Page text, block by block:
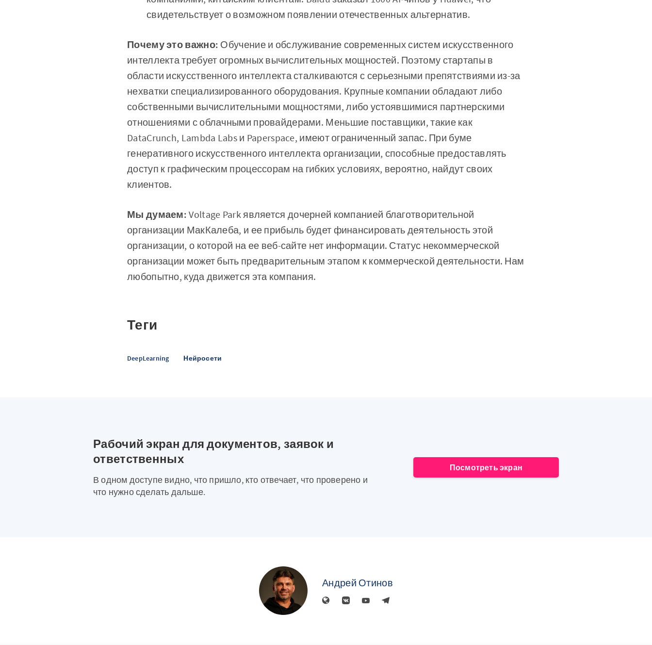
свидетельствует о возможном появлении отечественных альтернатив.
Почему это важно: Обучение и обслуживание современных систем искусственного
интеллекта требует огромных вычислительных мощностей. Поэтому стартапы в
области искусственного интеллекта сталкиваются с серьезными препятствиями из-за
нехватки специализированного оборудования. Крупные компании обладают либо
собственными вычислительными мощностями, либо устоявшимися партнерскими
отношениями с облачными провайдерами. Меньшие поставщики, такие как
DataCrunch, Lambda Labs и Paperspace, имеют ограниченный запас. При буме
генеративного искусственного интеллекта организации, способные предоставлять
доступ к графическим процессорам на гибких условиях, вероятно, найдут своих
клиентов.
Мы думаем: Voltage Park является дочерней компанией благотворительной
организации МакКалеба, и ее прибыль будет финансировать деятельность этой
организации, о которой на ее веб-сайте нет информации. Статус некоммерческой
организации может быть предварительным этапом к коммерческой деятельности. Нам
любопытно, куда движется эта компания.
Теги
DeepLearning Нейросети
Рабочий экран для документов, заявок и
ответственных
В одном доступе видно, что пришло, кто отвечает, что проверено и
что нужно сделать дальше.
Посмотреть экран
Андрей Отинов